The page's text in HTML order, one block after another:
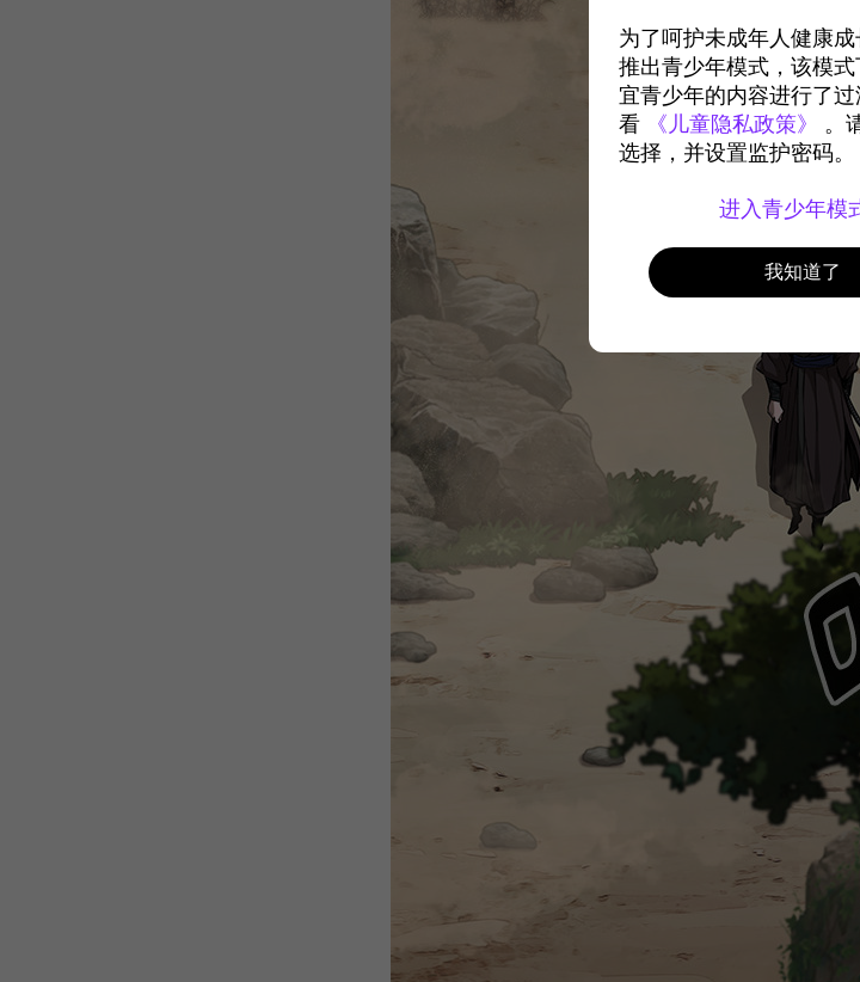
为了呵护未成年人健康
推出青少年模式，该模
宜青少年的内容进行了
看
《儿童隐私政策》
。
选择，并设置监护密码。
进入青少年模
我知道了